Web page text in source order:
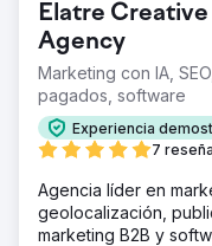
Elatre
Agency
Marketing con IA,
pagados, software
Experiencia
7
Agencia líder en
geolocalización,
marketing B2B y